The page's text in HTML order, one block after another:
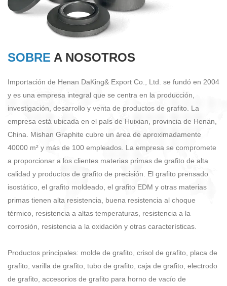
SOBRE A NOSOTROS
Importación de Henan DaKing& Export Co., Ltd. se fundó en 2004
y es una empresa integral que se centra en la producción,
investigación, desarrollo y venta de productos de grafito. La
empresa está ubicada en el país de Huixian, provincia de Henan,
China. Mishan Graphite cubre un área de aproximadamente
40000 m² y más de 100 empleados. La empresa se compromete
a proporcionar a los clientes materias primas de grafito de alta
calidad y productos de grafito de precisión. El grafito prensado
isostático, el grafito moldeado, el grafito EDM y otras materias
primas tienen alta resistencia, buena resistencia al choque
térmico, resistencia a altas temperaturas, resistencia a la
corrosión, resistencia a la oxidación y otras características.
Productos principales: molde de grafito, crisol de grafito, placa de
grafito, varilla de grafito, tubo de grafito, caja de grafito, electrodo
de grafito, accesorios de grafito para horno de vacío de